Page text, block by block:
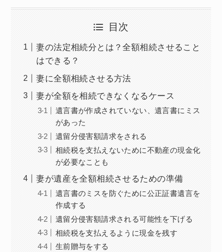
目次
妻の法定相続分とは？全額相続させること
はできる？
妻に全額相続させる方法
妻が全額を相続できなくなるケース
遺言書が作成されていない、遺言書にミス
があった
遺留分侵害額請求をされる
相続税を支払えないために不動産の現金化
が必要なことも
妻が遺産を全額相続させるための準備
遺言書のミスを防ぐために公正証書遺言を
作成する
遺留分侵害額請求される可能性を下げる
相続税を支払えるように現金を残す
生前贈与をする